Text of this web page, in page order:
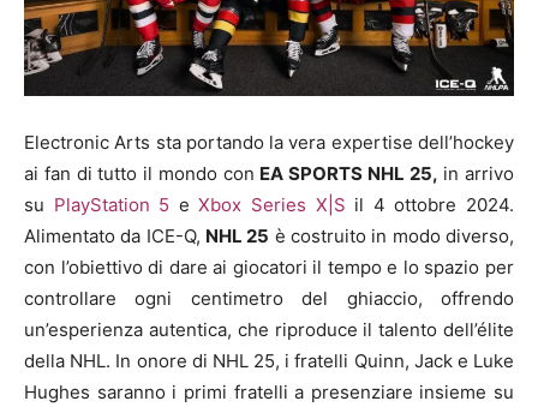
Electronic Arts sta portando la vera expertise dell’hockey
ai fan di tutto il mondo con EA SPORTS NHL 25, in arrivo
su PlayStation 5 eXbox Series X|S il 4 ottobre 2024.
Alimentato da ICE-Q, NHL 25 è costruito in modo diverso,
con l’obiettivo di dare ai giocatori il tempo e lo spazio per
controllare ogni centimetro del ghiaccio, offrendo
un’esperienza autentica, che riproduce il talento dell’élite
della NHL. In onore di NHL 25, i fratelli Quinn, Jack e Luke
Hughes saranno i primi fratelli a presenziare insieme su